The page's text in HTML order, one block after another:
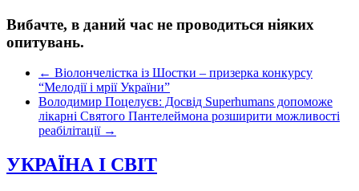
Вибачте, в даний час не проводиться ніяких
опитувань.
← Віолончелістка із Шостки – призерка конкурсу
“Мелодії і мрії України”
Володимир Поцелуєв: Досвід Superhumans допоможе
лікарні Святого Пантелеймона розширити можливості
реабілітації →
УКРАЇНА І СВІТ